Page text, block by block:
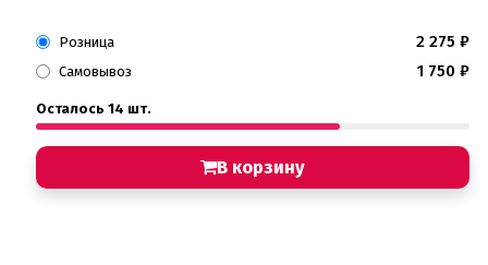
Розница 2 275 ₽
Самовывоз 1 750 ₽
Осталось 14 шт.
В корзину